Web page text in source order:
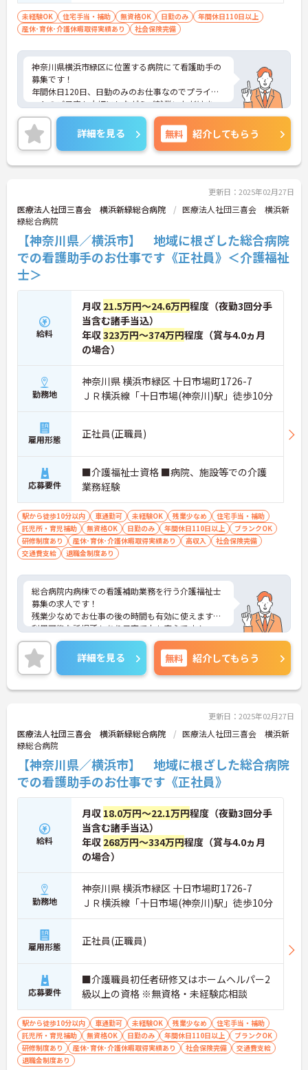
未経験OK 住宅手当・補助 無資格OK 日勤のみ
年間休日110日以上
産休･育休･介護休暇取得実績あり
社会保険完備
神奈川県横浜市緑区に位置する病院にて看護助手の
募集です！
年間休日120日、日勤のみのお仕事なのでプライベ
ートのご予定も大切にしながらご就業いただけま
す。
ご興味ある方には、面接対策ポイントなど、さらに
詳細をお話しいたしますのでお気軽にご相談くださ
い！
詳細を見る 無料 紹介してもらう
更新日：2025年02月27日
医療法人社団三喜会 横浜新緑総合病院
医療法人社団三喜会 横浜新
緑総合病院
【神奈川県／横浜市】 地域に根ざした総合病院
での看護助手のお仕事です《正社員》＜介護福祉
士＞
給料
月収 21.5万円～24.6万円程度（夜勤3回分手
当含む諸手当込）
年収323万円～374万円程度（賞与4.0ヵ月
の場合）
勤務地
神奈川県 横浜市緑区 十日市場町1726-7
ＪＲ横浜線「十日市場(神奈川)駅」徒歩10分
雇用形態 正社員(正職員)
応募要件
■介護福祉士資格 ■病院、施設等での介護
業務経験
駅から徒歩10分以内 車通勤可 未経験OK 残業少なめ
住宅手当・補助
託児所・育児補助
無資格OK 日勤のみ 年間休日110日以上
ブランクOK
研修制度あり
産休･育休･介護休暇取得実績あり 高収入
社会保険完備
交通費支給
退職金制度あり
総合病院内病棟での看護補助業務を行う介護福祉士
募集の求人です！
残業少なめでお仕事の後の時間も有効に使えます！
利用可能な託児所もあり子育て中も安心です！
ご興味ある方には、面接のポイントなど、さらに詳
細をお話致しますのでお気軽にご相談ください。
詳細を見る 無料 紹介してもらう
更新日：2025年02月27日
医療法人社団三喜会 横浜新緑総合病院
医療法人社団三喜会 横浜新
緑総合病院
【神奈川県／横浜市】 地域に根ざした総合病院
での看護助手のお仕事です《正社員》
給料
月収 18.0万円～22.1万円程度（夜勤3回分手
当含む諸手当込）
年収 268万円～334万円程度（賞与4.0ヵ月
の場合）
勤務地
神奈川県 横浜市緑区 十日市場町1726-7
ＪＲ横浜線「十日市場(神奈川)駅」徒歩10分
雇用形態 正社員(正職員)
応募要件
■介護職員初任者研修又はホームヘルパー2
級以上の資格 ※無資格・未経験応相談
駅から徒歩10分以内 車通勤可 未経験OK 残業少なめ
住宅手当・補助
託児所・育児補助
無資格OK 日勤のみ 年間休日110日以上
ブランクOK
研修制度あり
産休･育休･介護休暇取得実績あり 社会保険完備
交通費支給
退職金制度あり